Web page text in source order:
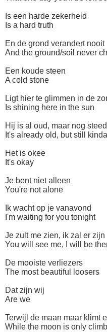
Is een harde zekerheid
Is a hard truth
En de grond verandert nooit
And the ground/soil never
Een koude steen
A cold stone
Ligt hier te glimmen in de
Is shining here in the sun
Hij is al oud, maar nog
It's already old, but still
Het is okee
It's okay
Je bent niet alleen
You're not alone
Ik wacht op je vanavond
I'm waiting for you tonight
Je zult me zien, ik zal er zijn
You will see me, I will be
De mooiste verliezers
The most beautiful loosers
Dat zijn wij
Are we
Terwijl de maan maar klimt
While the moon is only